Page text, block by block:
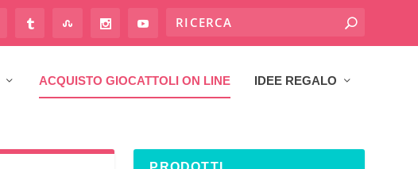
ACQUISTO GIOCATTOLI ON LINE IDEE REGALO